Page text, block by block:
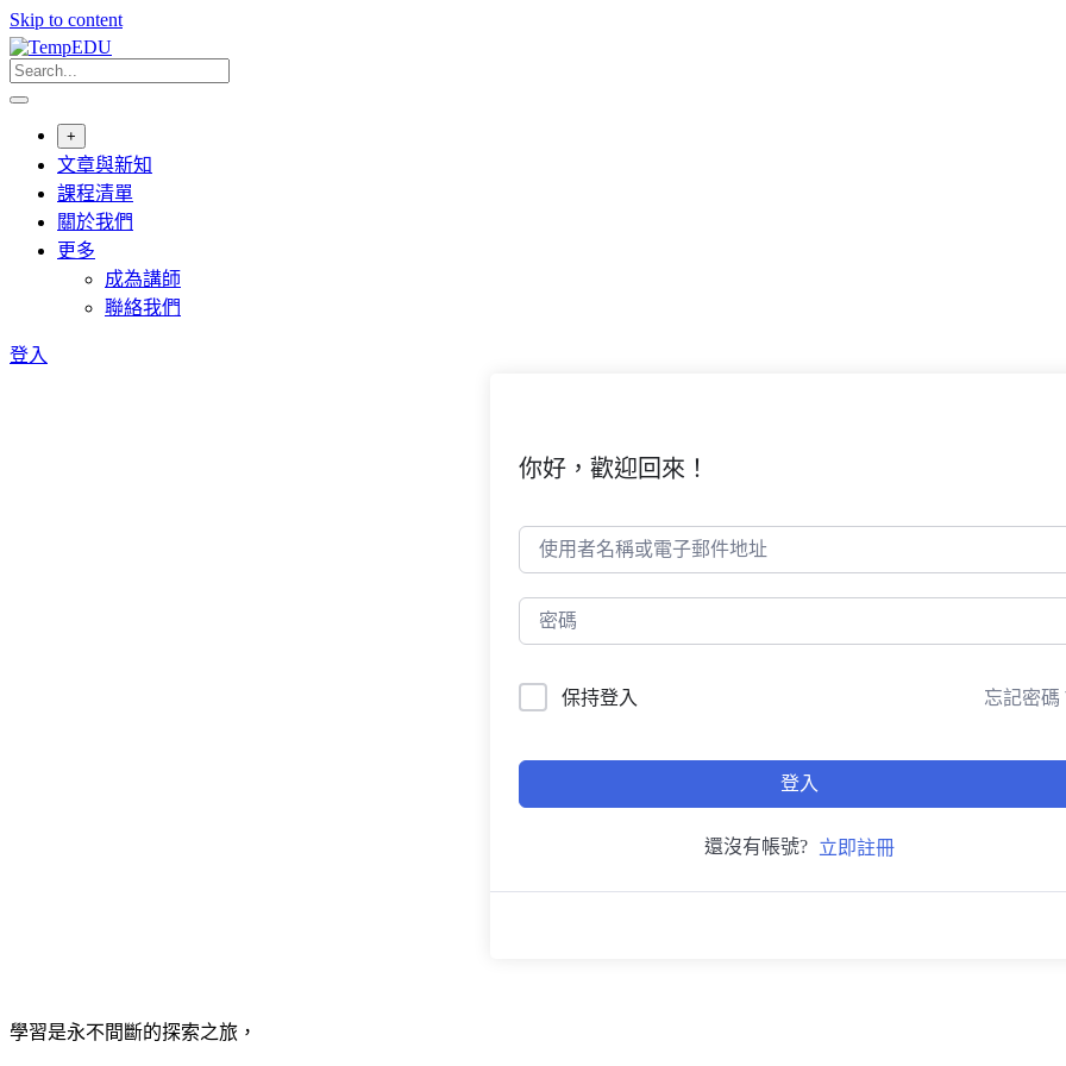
Skip to content
+
文章與新知
課程清單
關於我們
更多
成為講師
聯絡我們
登入
你好，歡迎回來！
保持登入 忘記密碼
登入
還沒有帳號? 立即註冊
學習是永不間斷的探索之旅，